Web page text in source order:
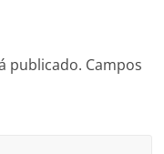
publicado. Campos